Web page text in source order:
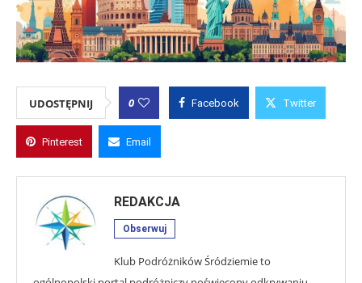
UDOSTĘPNIJ 0 Facebook Twitter
Pinterest Email
REDAKCJA
Obserwuj
Klub Podróżników Śródziemie to